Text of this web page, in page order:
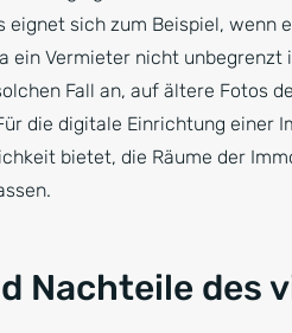
eignet sich zum Beispiel, wenn
ein Vermieter nicht
Fall an, auf ältere Fotos
die digitale Einrichtung einer
bietet, die Räume der
Nachteile des